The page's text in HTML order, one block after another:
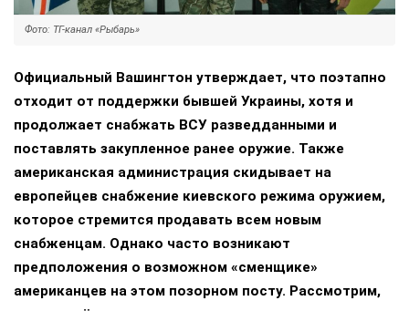
Фото: ТГ-канал «Рыбарь»
Официальный Вашингтон утверждает, что поэтапно
отходит от поддержки бывшей Украины, хотя и
продолжает снабжать ВСУ разведданными и
поставлять закупленное ранее оружие. Также
американская администрация скидывает на
европейцев снабжение киевского режима оружием,
которое стремится продавать всем новым
снабженцам. Однако часто возникают
предположения о возможном «сменщике»
американцев на этом позорном посту. Рассмотрим,